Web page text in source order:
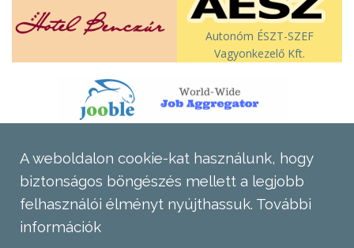
Autonóm ÉSZT-SZEF
Vagyonkezelő Kft.
A weboldalon cookie-kat használunk, hogy
biztonságos böngészés mellett a legjobb
felhasználói élményt nyújthassuk. További
információk